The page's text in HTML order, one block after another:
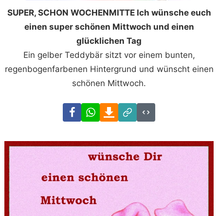
SUPER, SCHON WOCHENMITTE Ich wünsche euch
einen super schönen Mittwoch und einen
glücklichen Tag
Ein gelber Teddybär sitzt vor einem bunten,
regenbogenfarbenen Hintergrund und wünscht einen
schönen Mittwoch.
FacebookWhatsAppDownload
Link
Code